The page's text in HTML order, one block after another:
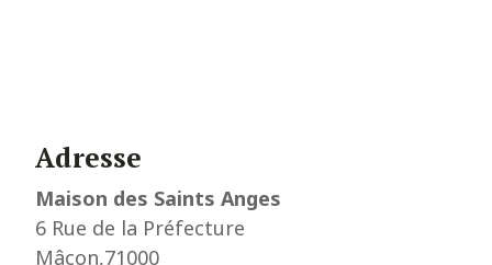
Adresse
Maison des Saints Anges
6 Rue de la Préfecture
Mâcon,71000